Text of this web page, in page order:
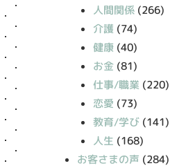
人間関係(266)
介護(74)
健康(40)
お金 (81)
仕事/職業 (220)
恋愛 (73)
教育/学び(141)
人生 (168)
お客さまの声 (284)